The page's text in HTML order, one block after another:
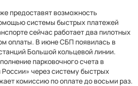
предоставят возможность
системы быстрых платежей
сейчас работает два пилотных
оплаты. В июне СБП появилась в
Большой кольцевой линии.
парковочного счета в
через систему быстрых
комиссию по оплате до восьми раз.